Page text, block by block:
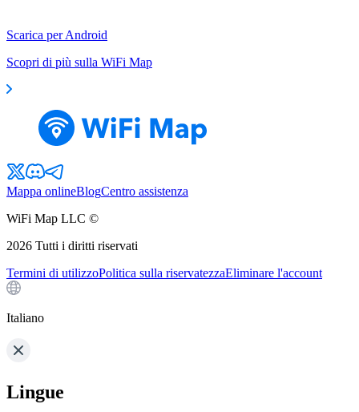
Scarica per Android
Scopri di più sulla WiFi Map
Mappa onlineBlogCentro assistenza
WiFi Map LLC ©
2026 Tutti i diritti riservati
Termini di utilizzoPolitica sulla riservatezzaEliminare l'account
Italiano
Lingue